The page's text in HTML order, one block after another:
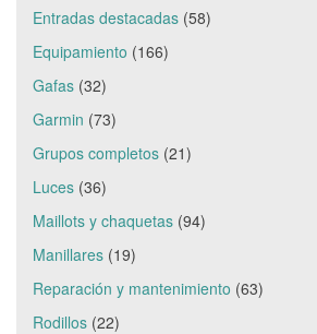
Entradas destacadas (58)
Equipamiento (166)
Gafas (32)
Garmin (73)
Grupos completos (21)
Luces (36)
Maillots y chaquetas (94)
Manillares (19)
Reparación y mantenimiento (63)
Rodillos (22)